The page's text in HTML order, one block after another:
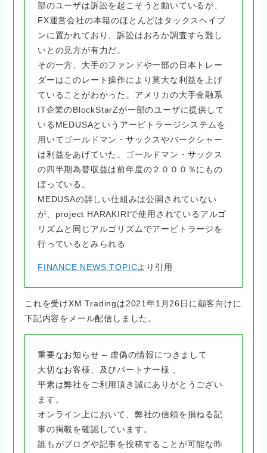
部のユーザは訴訟を起こそうと動いているが、
FX運営会社の本籍のほとんどはタックスヘイブ
ンに置かれており、訴訟はおろか調査すら難し
いとの見方が有力だ。
その一方、大手のファンドや一部の日本トレー
ダーはこのレート操作により莫大な利益を上げ
ていることがわかった。アメリカの大手金融系
IT企業のBlockStarZが一部のユーザに提供して
いるMEDUSAというアービトラージシステムを
用いてゴールドマン・サックスやバークシャー
は利益をあげていた。ゴールドマン・サックス
の四半期為替収益は前年度の２０００％にもの
ぼっている。
MEDUSAの詳しい仕組みは公開されていない
が、project HARAKIRIで使用されているアルゴ
リズムと同じアルゴリズムでアービトラージを
行っているとみられる
FINANCE NEWS TOPICより引用
これを受けXM Tradingは2021年1月26日に顧客向けに
下記内容をメール配信しました。
重要なお知らせ – 虚偽の情報につきまして
大切なお客様、及びパートナー様 ,
平素は弊社をご利用頂き誠にありがとうござい
ます。
オンライン上において、弊社の信頼を損ねる記
事の掲載を確認しています。
誰もがブログや記事を投稿することが可能な昨